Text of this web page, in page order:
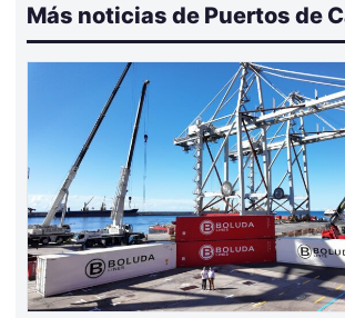
Más noticias de Puertos de